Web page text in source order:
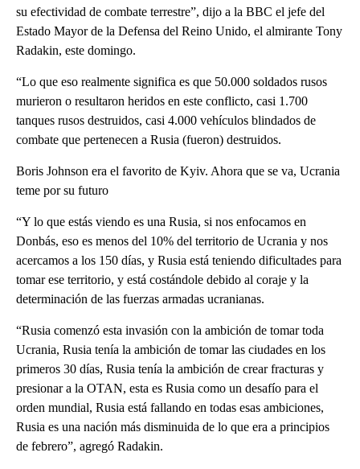
su efectividad de combate terrestre”, dijo a la BBC el jefe del
Estado Mayor de la Defensa del Reino Unido, el almirante Tony
Radakin, este domingo.
“Lo que eso realmente significa es que 50.000 soldados rusos
murieron o resultaron heridos en este conflicto, casi 1.700
tanques rusos destruidos, casi 4.000 vehículos blindados de
combate que pertenecen a Rusia (fueron) destruidos.
Boris Johnson era el favorito de Kyiv. Ahora que se va, Ucrania
teme por su futuro
“Y lo que estás viendo es una Rusia, si nos enfocamos en
Donbás, eso es menos del 10% del territorio de Ucrania y nos
acercamos a los 150 días, y Rusia está teniendo dificultades para
tomar ese territorio, y está costándole debido al coraje y la
determinación de las fuerzas armadas ucranianas.
“Rusia comenzó esta invasión con la ambición de tomar toda
Ucrania, Rusia tenía la ambición de tomar las ciudades en los
primeros 30 días, Rusia tenía la ambición de crear fracturas y
presionar a la OTAN, esta es Rusia como un desafío para el
orden mundial, Rusia está fallando en todas esas ambiciones,
Rusia es una nación más disminuida de lo que era a principios
de febrero”, agregó Radakin.